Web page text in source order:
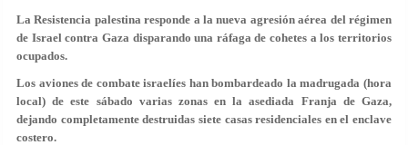
La Resistencia palestina responde a la nueva agresión aérea del régimen
de Israel contra Gaza disparando una ráfaga de cohetes a los territorios
ocupados.
Los aviones de combate israelíes han bombardeado la madrugada (hora
local) de este sábado varias zonas en la asediada Franja de Gaza,
dejando completamente destruidas siete casas residenciales en el enclave
costero.